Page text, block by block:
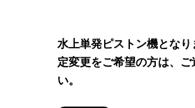
水上単発ピストン機となり
定変更をご希望の方は、ご
い。